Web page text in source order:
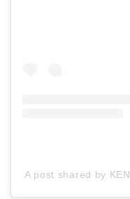
A post shared by